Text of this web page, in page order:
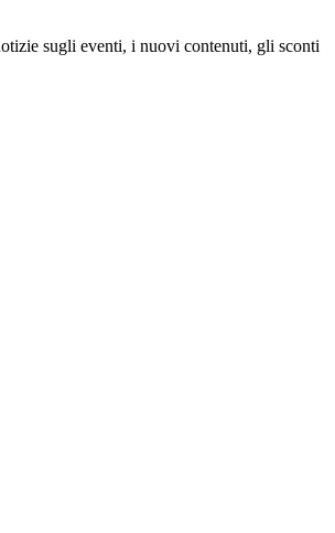
sugli eventi, i nuovi contenuti, gli sconti